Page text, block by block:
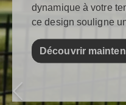
dynamique à votre
ce design souligne
Découvrir